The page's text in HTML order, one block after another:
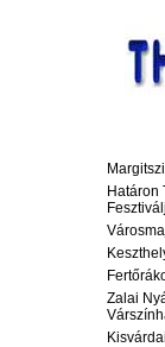
Határon
Zalai